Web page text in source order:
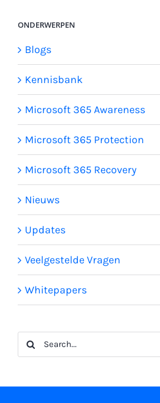
ONDERWERPEN
Blogs
Kennisbank
Microsoft 365 Awareness
Microsoft 365 Protection
Microsoft 365 Recovery
Nieuws
Updates
Veelgestelde Vragen
Whitepapers
Search
for: